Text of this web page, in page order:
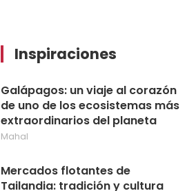
Inspiraciones
Galápagos: un viaje al corazón
de uno de los ecosistemas más
extraordinarios del planeta
Mahal
Mercados flotantes de
Tailandia: tradición y cultura